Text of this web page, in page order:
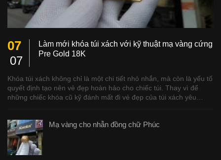
07
07
Làm mới khóa túi xách với kỹ thuật mạ vàng cứng
Pre Gold 18K
Khóa túi xách không chỉ là một chi tiết nhỏ nhắn, mà còn là yếu tố
quyết định tạo nên vẻ đẹp hoàn hảo cho chiếc túi. Thay vì để
những chiếc khóa cũ kỹ đánh mất đi vẻ đẹp của túi xách yêu…
Mạ vàng cho nhẫn đồng chữ Phúc